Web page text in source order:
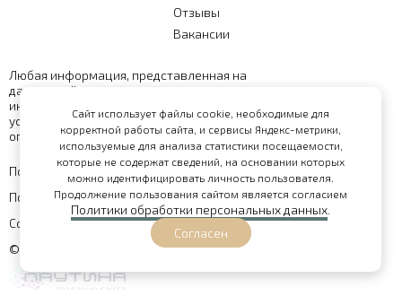
Отзывы
Вакансии
Любая информация, представленная на
данном сайте, носит исключительно
информационный характер и ни при каких
условиях не является публичной офертой,
определяемой положениями статьи 437 ГК РФ
Политика обработки персональных данных
Политика конфиденциальности
Согласие на обработку персональных данных
© 2026 - сайт поселка "Городец"
Сайт использует файлы cookie, необходимые для
корректной работы сайта, и сервисы Яндекс-метрики,
используемые для анализа статистики посещаемости,
которые не содержат сведений, на основании которых
можно идентифицировать личность пользователя.
Продолжение пользования сайтом является согласием
Политики обработки персональных данных
Согласен